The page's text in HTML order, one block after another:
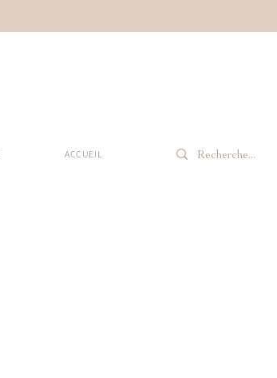
ACCUEIL